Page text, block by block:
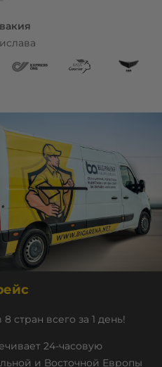
стран всего за 1 день!
24-часовую
и Восточной Европы